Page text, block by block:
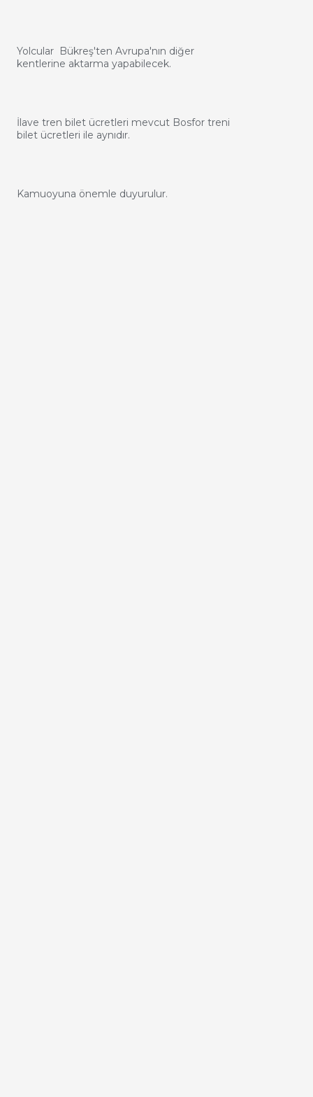
Yolcular Bükreş'ten Avrupa'nın diğer
kentlerine aktarma yapabilecek.
İlave tren bilet ücretleri mevcut Bosfor treni
bilet ücretleri ile aynıdır.
Kamuoyuna önemle duyurulur.